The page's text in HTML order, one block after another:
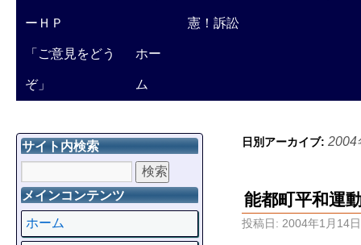
ーＨＰ 憲！訴訟
「ご意見をどう
ぞ」
ホー
ム
日別アーカイブ: 2004
能都町平和運
投稿日: 2004年1月14日
サイト内検索
メインコンテンツ
ホーム